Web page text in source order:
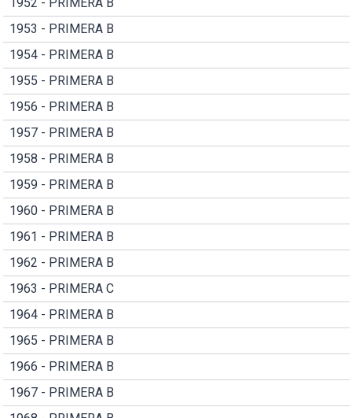
1953 - PRIMERA B
1954 - PRIMERA B
1955 - PRIMERA B
1956 - PRIMERA B
1957 - PRIMERA B
1958 - PRIMERA B
1959 - PRIMERA B
1960 - PRIMERA B
1961 - PRIMERA B
1962 - PRIMERA B
1963 - PRIMERA C
1964 - PRIMERA B
1965 - PRIMERA B
1966 - PRIMERA B
1967 - PRIMERA B